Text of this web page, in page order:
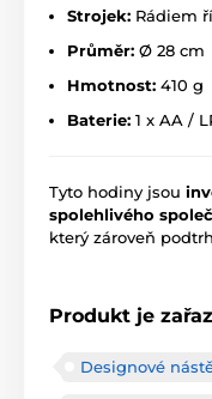
Strojek: Rádiem
Průměr: Ø 28 cm
Hmotnost: 410 g
Baterie: 1 x AA /
Tyto hodiny jsou
spolehlivého
který zároveň
Produkt je
Designové